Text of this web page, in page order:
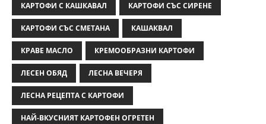
КАРТОФИ С КАШКАВАЛ КАРТОФИ СЪС СИРЕНЕ
КАРТОФИ СЪС СМЕТАНА КАШАКВАЛ
КРАВЕ МАСЛО КРЕМООБРАЗНИ КАРТОФИ
ЛЕСЕН ОБЯД ЛЕСНА ВЕЧЕРЯ
ЛЕСНА РЕЦЕПТА С КАРТОФИ
НАЙ-ВКУСНИЯТ КАРТОФЕН ОГРЕТЕН